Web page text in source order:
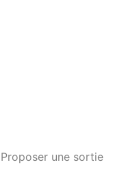
Proposer une sortie